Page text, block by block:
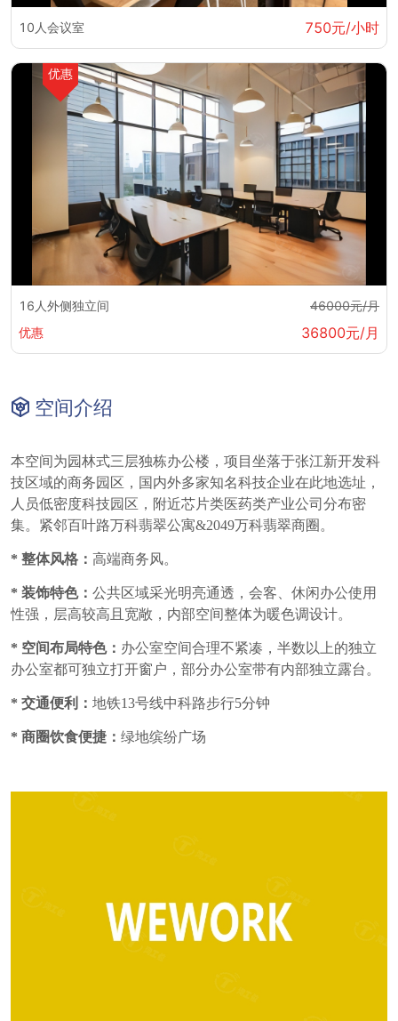
10人会议室 750元/小时
优惠
16人外侧独立间
46000元/月
优惠
36800元/月
空间介绍
本空间为园林式三层独栋办公楼 ， 项目坐落于张江新开发科
技区域的商务园区，国内外多家知名科技企业在此地选址，
人员低密度科技园区，附近芯片类医药类产业公司分布密
集。 紧邻百叶路万科翡翠公寓&2049万科翡翠商圈。
* 整体风格： 高端商务风。
* 装饰特色： 公共区域采光明亮通透，会客、休闲办公使用
性强，层高较高且宽敞，内部空间整体为暖色调设计。
* 空间布局特色： 办公室空间合理不紧凑，半数以上的独立
办公室都可独立打开窗户，部分办公室带有内部独立露台。
* 交通便利： 地铁13号线中科路步行5分钟
* 商圈饮食便捷： 绿地缤纷广场